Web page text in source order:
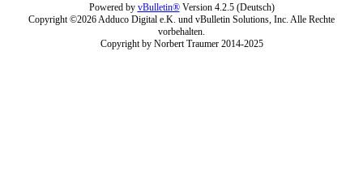
Powered by vBulletin®Version 4.2.5 (Deutsch)
Copyright ©2026 Adduco Digital e.K. und vBulletin Solutions, Inc. Alle Rechte
vorbehalten.
Copyright by Norbert Traumer 2014-2025